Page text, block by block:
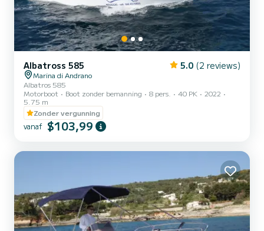
Albatross 585 5.0 (2 reviews)
Marina di Andrano
Albatros 585
Motorboot
Boot zonder bemanning 8 pers. 40 PK
2022
5.75 m
Zonder vergunning
vanaf $103,99